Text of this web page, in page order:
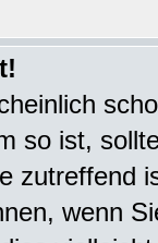
so ist,
zutreffend
wenn